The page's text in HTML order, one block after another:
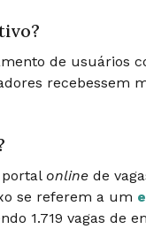
de usuários
recebessem
online de
se referem a um
1.719 vagas de